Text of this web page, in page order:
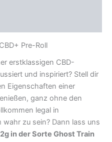
Pre-Roll
erstklassigen CBD-
und inspiriert? Stell dir
Eigenschaften einer
ganz ohne den
legal in
zu sein? Dann lass uns
in der Sorte Ghost Train